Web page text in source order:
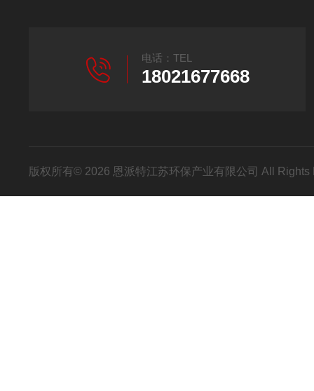
电话：TEL
18021677668
版权所有© 2026 恩派特江苏环保产业有限公司 All